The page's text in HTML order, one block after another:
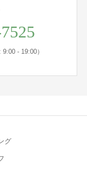
- 19:00）
グ